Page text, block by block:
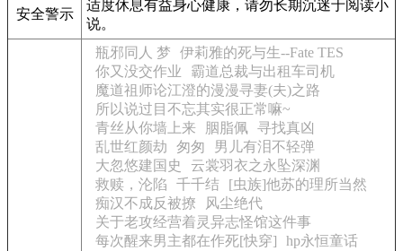
安全警示
适度休息有益身心健康，请勿长期沉迷于阅读小
说。
瓶邪同人 梦
伊莉雅的死与生--Fate TES
你又没交作业
霸道总裁与出租车司机
魔道祖师论江澄的漫漫寻妻(夫)之路
所以说过目不忘其实很正常嘛~
青丝从你墙上来
胭脂佩 寻找真凶
乱世红颜劫
匆匆
男儿有泪不轻弹
大忽悠建国史
云裳羽衣之永坠深渊
救赎，沦陷
千千结
[虫族]他苏的理所当然
痴汉不成反被撩
风尘绝代
关于老攻经营着灵异志怪馆这件事
每次醒来男主都在作死[快穿]
hp永恒童话